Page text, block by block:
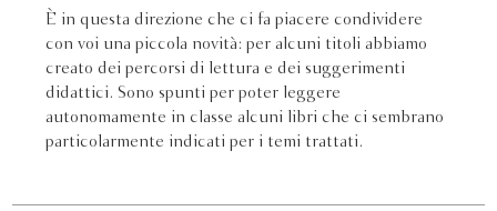
È in questa direzione che ci fa piacere condividere
con voi una piccola novità: per alcuni titoli abbiamo
creato dei percorsi di lettura e dei suggerimenti
didattici. Sono spunti per poter leggere
autonomamente in classe alcuni libri che ci sembrano
particolarmente indicati per i temi trattati.